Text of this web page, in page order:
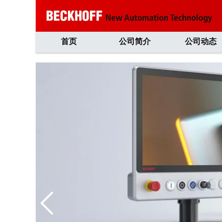
首页 公司简介 公司动态